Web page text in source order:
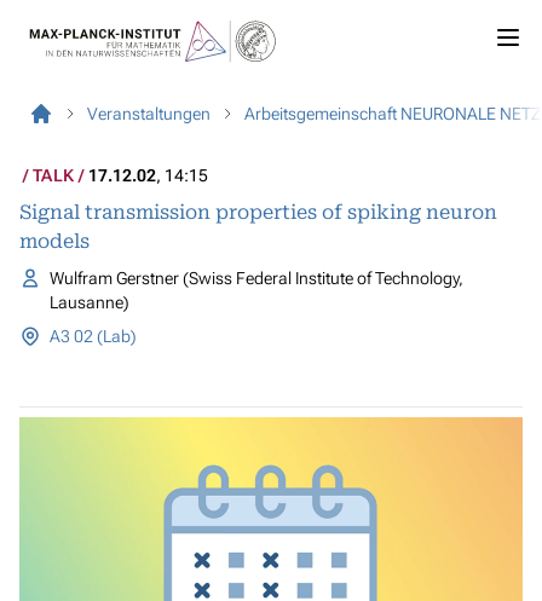
Veranstaltungen Arbeitsgemeinschaft NEURONALE
TALK 17.12.02, 14:15
Signal transmission properties of spiking neuron
models
Wulfram Gerstner (Swiss Federal Institute of Technology,
Lausanne)
A3 02 (Lab)